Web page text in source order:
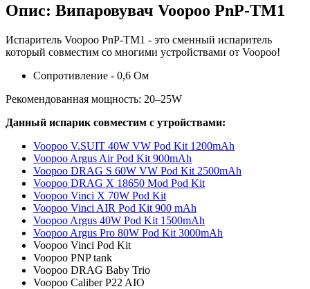
Опис: Випаровувач Voopoo PnP-TM1
Испаритель Voopoo PnP-TM1 - это сменный испаритель
который совместим со многими устройствами от Voopoo!
Сопротивление - 0,6 Ом
Рекомендованная мощность: 20–25W
Данный испарик совместим с утройствами:
Voopoo V.SUIT 40W VW Pod Kit 1200mAh
Voopoo Argus Air Pod Kit 900mAh
Voopoo DRAG S 60W VW Pod Kit 2500mAh
Voopoo DRAG X 18650 Mod Pod Kit
Voopoo Vinci X 70W Pod Kit
Voopoo Vinci AIR Pod Kit 900 mAh
Voopoo Argus 40W Pod Kit 1500mAh
Voopoo Argus Pro 80W Pod Kit 3000mAh
Voopoo Vinci Pod Kit
Voopoo PNP tank
Voopoo DRAG Baby Trio
Voopoo Caliber P22 AIO